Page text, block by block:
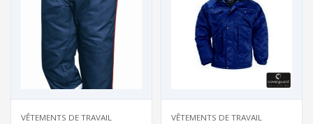
VÊTEMENTS DE TRAVAIL VÊTEMENTS DE TRAVAIL